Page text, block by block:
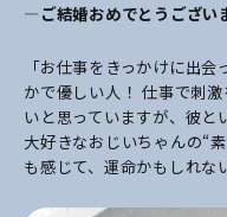
―ご結婚おめでとうござい
「お仕事をきっかけに出
かで優しい人！ 仕事で刺
いと思っていますが、彼と
大好きなおじいちゃんの“
も感じて、運命かもしれな